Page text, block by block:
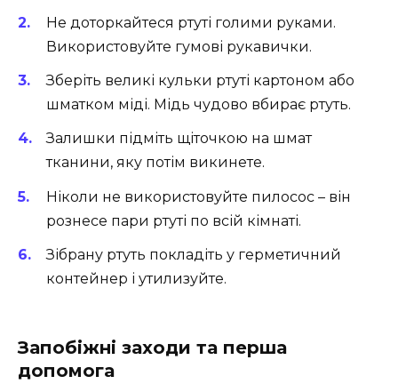
Не доторкайтеся ртуті голими руками.
Використовуйте гумові рукавички.
Зберіть великі кульки ртуті картоном або
шматком міді. Мідь чудово вбирає ртуть.
Залишки підміть щіточкою на шмат
тканини, яку потім викинете.
Ніколи не використовуйте пилосос – він
рознесе пари ртуті по всій кімнаті.
Зібрану ртуть покладіть у герметичний
контейнер і утилизуйте.
Запобіжні заходи та перша
допомога